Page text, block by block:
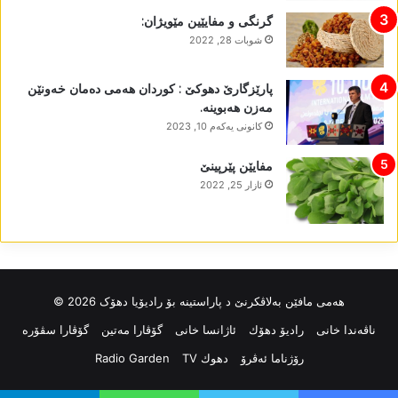
گرنگی و مفایێین مێویژان:
شوبات 28, 2022
پارێزگارێ دھوکێ : کوردان ھەمی دەمان خەونێن
مەزن ھەبوینە.
كانونی یه‌كه‌م 10, 2023
مفایێن پێرپینێ
ئازار 25, 2022
ھەمی مافێن بەلاڤکرنێ د پاراستینە بۆ رادیۆیا دھۆک 2026 ©
ناڤه‌ندا خانی
رادیۆ دهۆك ئاژانسا خانی گۆڤارا مەتین
گۆڤارا سڤۆرە
رۆژناما ئەڤرۆ
دهوك TV Radio Garden